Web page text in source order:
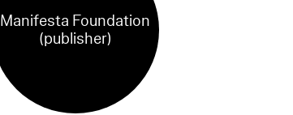
Manifesta Foundation
(publisher)